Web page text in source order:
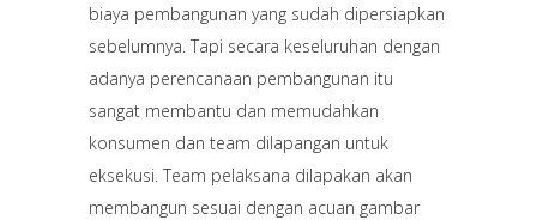
biaya pembangunan yang sudah dipersiapkan
sebelumnya. Tapi secara keseluruhan dengan
adanya perencanaan pembangunan itu
sangat membantu dan memudahkan
konsumen dan team dilapangan untuk
eksekusi. Team pelaksana dilapakan akan
membangun sesuai dengan acuan gambar